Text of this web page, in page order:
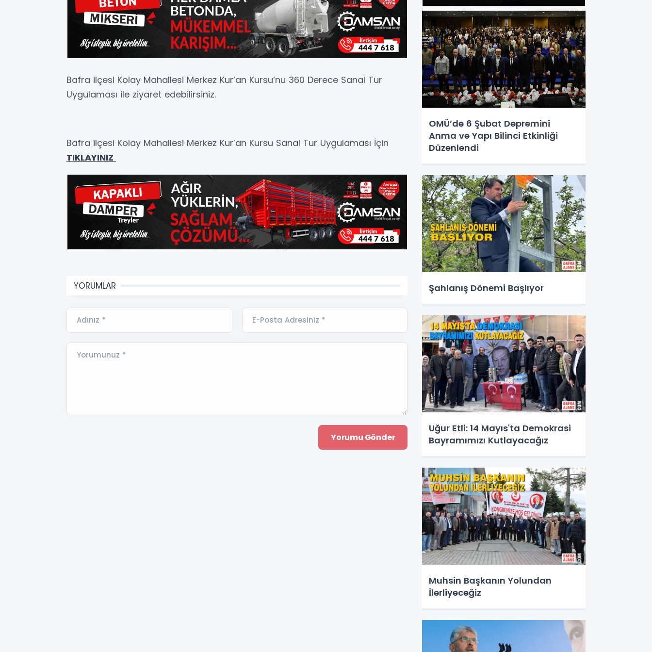
Bafra ilçesi Kolay Mahallesi Merkez Kur’an Kursu’nu 360 Derece Sanal Tur
Uygulaması ile ziyaret edebilirsiniz.
Bafra ilçesi Kolay Mahallesi Merkez Kur’an Kursu Sanal Tur Uygulaması İçin
TIKLAYINIZ
YORUMLAR
Adınız * E-Posta Adresiniz *
Yorumunuz *
OMÜ’de 6 Şubat Depremini
Anma ve Yapı Bilinci Etkinliği
Düzenlendi
Şahlanış Dönemi Başlıyor
Uğur Etli: 14 Mayıs'ta Demokrasi
Bayramımızı Kutlayacağız
Muhsin Başkanın Yolundan
İlerliyeceğiz